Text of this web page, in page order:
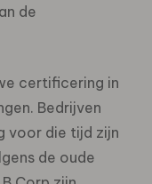
de
certificering in
Bedrijven
voor die tijd zijn
de oude